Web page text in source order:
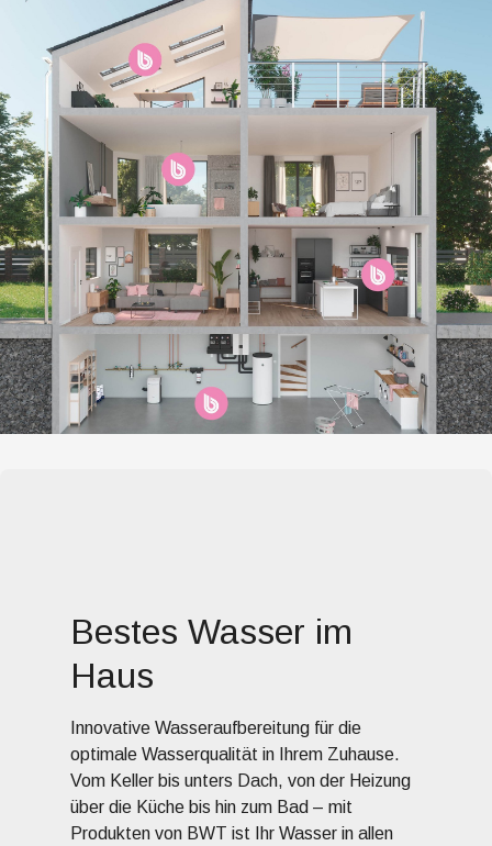
Bestes Wasser im
Haus
Innovative Wasseraufbereitung für die
optimale Wasserqualität in Ihrem Zuhause.
Vom Keller bis unters Dach, von der Heizung
über die Küche bis hin zum Bad – mit
Produkten von BWT ist Ihr Wasser in allen